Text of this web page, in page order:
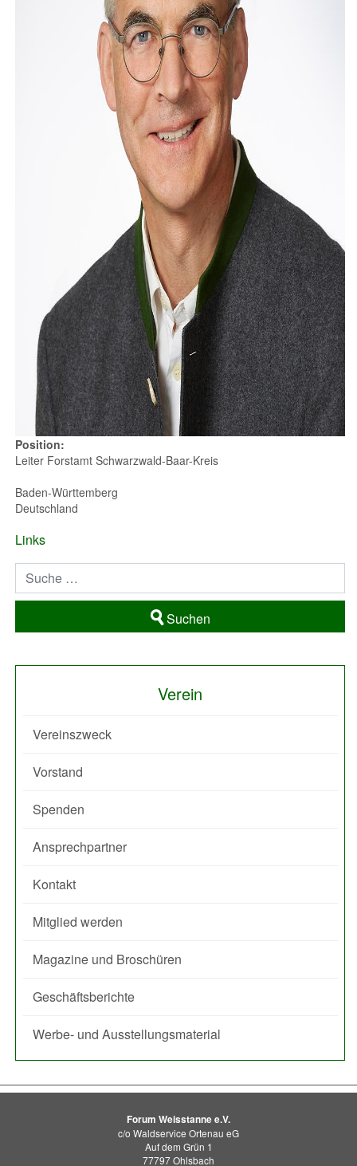
Position:
Leiter Forstamt Schwarzwald-Baar-Kreis
Baden-Württemberg
Deutschland
Links
Suchen
Verein
Vereinszweck
Vorstand
Spenden
Ansprechpartner
Kontakt
Mitglied werden
Magazine und Broschüren
Geschäftsberichte
Werbe- und Ausstellungsmaterial
Forum Weisstanne e.V.
c/o Waldservice Ortenau eG
Auf dem Grün 1
77797 Ohlsbach